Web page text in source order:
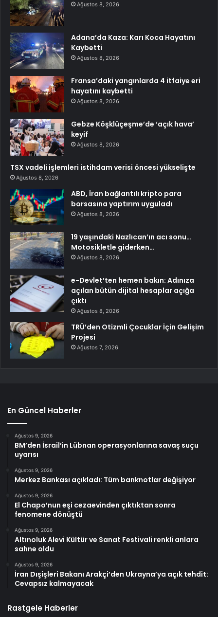
Ağustos 8, 2026
Adana’da Kaza: Karı Koca Hayatını
Kaybetti
Ağustos 8, 2026
Fransa’daki yangınlarda 4 itfaiye eri
hayatını kaybetti
Ağustos 8, 2026
Gebze Köşklüçeşme’de ‘açık hava’
keyif
Ağustos 8, 2026
TSX vadeli işlemleri istihdam verisi öncesi yükselişte
Ağustos 8, 2026
ABD, İran bağlantılı kripto para
borsasına yaptırım uyguladı
Ağustos 8, 2026
19 yaşındaki Nazlıcan’ın acı sonu…
Motosikletle giderken…
Ağustos 8, 2026
e-Devlet’ten hemen bakın: Adınıza
açılan bütün dijital hesaplar açığa
çıktı
Ağustos 8, 2026
TRÜ’den Otizmli Çocuklar İçin Gelişim
Projesi
Ağustos 7, 2026
En Güncel Haberler
Ağustos 9, 2026
BM’den İsrail’in Lübnan operasyonlarına savaş suçu
uyarısı
Ağustos 9, 2026
Merkez Bankası açıkladı: Tüm banknotlar değişiyor
Ağustos 9, 2026
El Chapo’nun eşi cezaevinden çıktıktan sonra
fenomene dönüştü
Ağustos 9, 2026
Altınoluk Alevi Kültür ve Sanat Festivali renkli anlara
sahne oldu
Ağustos 9, 2026
İran Dışişleri Bakanı Arakçi’den Ukrayna’ya açık tehdit:
Cevapsız kalmayacak
Rastgele Haberler